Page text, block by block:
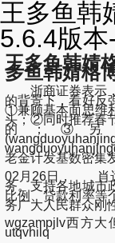
王多鱼韩
5.6.4版
王多鱼韩婧
多鱼韩婧格
浙商证券表示，
的背景下，看好反
①兼顾基本面思维
头；②同时推荐春
的；③另
老金计发基数密集
02月26日， 肖远
务。支持各地城市
比例、贷款利率等
务广大人民群众刚
wgzampjlv西方
utqvhilq